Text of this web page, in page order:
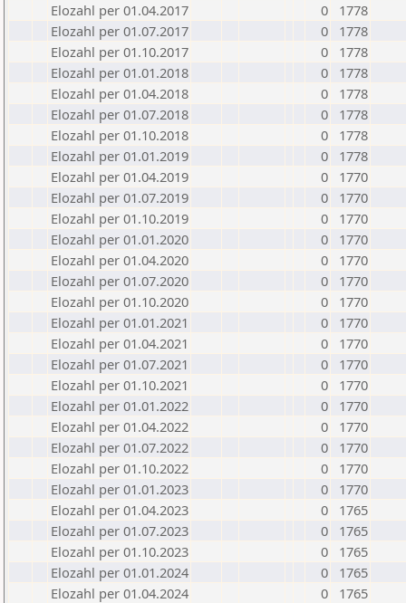
Elozahl per 01.04.2017
0
1778
Elozahl per 01.07.2017
0
1778
Elozahl per 01.10.2017
0
1778
Elozahl per 01.01.2018
0
1778
Elozahl per 01.04.2018
0
1778
Elozahl per 01.07.2018
0
1778
Elozahl per 01.10.2018
0
1778
Elozahl per 01.01.2019
0
1778
Elozahl per 01.04.2019
0
1770
Elozahl per 01.07.2019
0
1770
Elozahl per 01.10.2019
0
1770
Elozahl per 01.01.2020
0
1770
Elozahl per 01.04.2020
0
1770
Elozahl per 01.07.2020
0
1770
Elozahl per 01.10.2020
0
1770
Elozahl per 01.01.2021
0
1770
Elozahl per 01.04.2021
0
1770
Elozahl per 01.07.2021
0
1770
Elozahl per 01.10.2021
0
1770
Elozahl per 01.01.2022
0
1770
Elozahl per 01.04.2022
0
1770
Elozahl per 01.07.2022
0
1770
Elozahl per 01.10.2022
0
1770
Elozahl per 01.01.2023
0
1770
Elozahl per 01.04.2023
0
1765
Elozahl per 01.07.2023
0
1765
Elozahl per 01.10.2023
0
1765
Elozahl per 01.01.2024
0
1765
Elozahl per 01.04.2024
0
1765